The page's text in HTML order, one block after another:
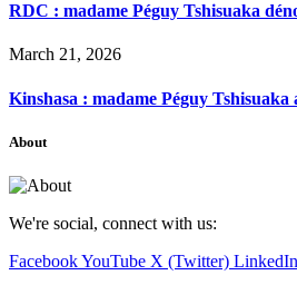
RDC : madame Péguy Tshisuaka
March 21, 2026
Kinshasa : madame Péguy
About
We're social, connect with us:
FacebookYouTube X (Twitter) LinkedIn